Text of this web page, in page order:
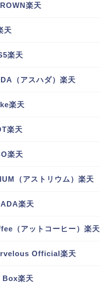
楽天
天
楽天
（アスハダ）楽天
楽天
楽天
楽天
（アストリウム）楽天
楽天
（アットコーヒー）楽天
Official楽天
楽天